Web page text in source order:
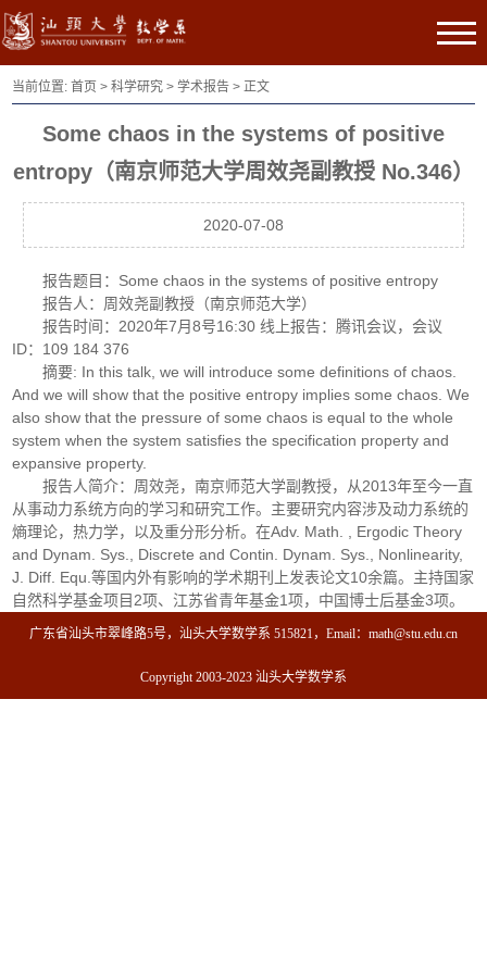
当前位置:首页 >科学研究 >学术报告 > 正文
Some chaos in the systems of positive
entropy（南京师范大学周效尧副教授 No.346）
2020-07-08
报告题目：Some chaos in the systems of positive entropy
报告人：周效尧副教授（南京师范大学）
报告时间：2020年7月8号16:30 线上报告：腾讯会议，会议
ID：109 184 376
摘要: In this talk, we will introduce some definitions of chaos.
And we will show that the positive entropy implies some chaos. We
also show that the pressure of some chaos is equal to the whole
system when the system satisfies the specification property and
expansive property.
报告人简介：周效尧，南京师范大学副教授，从2013年至今一直
从事动力系统方向的学习和研究工作。主要研究内容涉及动力系统的
熵理论，热力学，以及重分形分析。在Adv. Math. , Ergodic Theory
and Dynam. Sys., Discrete and Contin. Dynam. Sys., Nonlinearity,
J. Diff. Equ.等国内外有影响的学术期刊上发表论文10余篇。主持国家
自然科学基金项目2项、江苏省青年基金1项，中国博士后基金3项。
广东省汕头市翠峰路5号，汕头大学数学系 515821，Email：math@stu.edu.cn
Copyright 2003-2023 汕头大学数学系